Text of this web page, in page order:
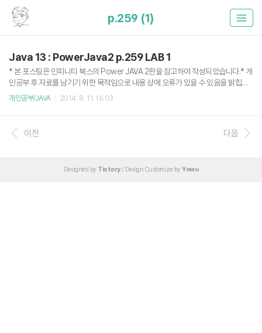
p.259 (1)
Java 13 : PowerJava2 p.259 LAB 1
* 본 포스팅은 인피니티 북스의 Power JAVA 2판을 참고하여 작성되었습니다.* 개
인공부 후 자료를 남기기 위한 목적임으로 내용 상에 오류가 있을 수 있음을 밝힙니
다. 이번에는 정석대로 클래스마다 Java 파일을 나누어 코딩했다.기본적으로 인간
- Java 12 : 상속(extends)과 오버라이딩(Override) Human.java public class
Human { private String name; private int age; public Human(String name, i
개인공부/JAVA 2014. 8. 11. 16:03
이전 다음
Designed by Tistory/ Design Customize by Yowu